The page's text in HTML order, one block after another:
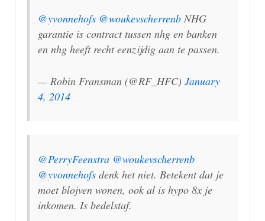
@yvonnehofs @woukevscherrenb NHG
garantie is contract tussen nhg en banken
en nhg heeft recht eenzijdig aan te passen.
— Robin Fransman (@RF_HFC) January
4, 2014
@PerryFeenstra @woukevscherrenb
@yvonnehofs denk het niet. Betekent dat je
moet blojven wonen, ook al is hypo 8x je
inkomen. Is bedelstaf.